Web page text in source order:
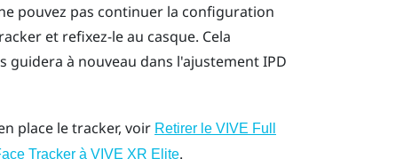
pouvez pas continuer la configuration
et refixez-le au casque. Cela
à nouveau dans l'ajustement IPD
place le tracker, voir Retirer le VIVE Full
Tracker à VIVE XR Elite.